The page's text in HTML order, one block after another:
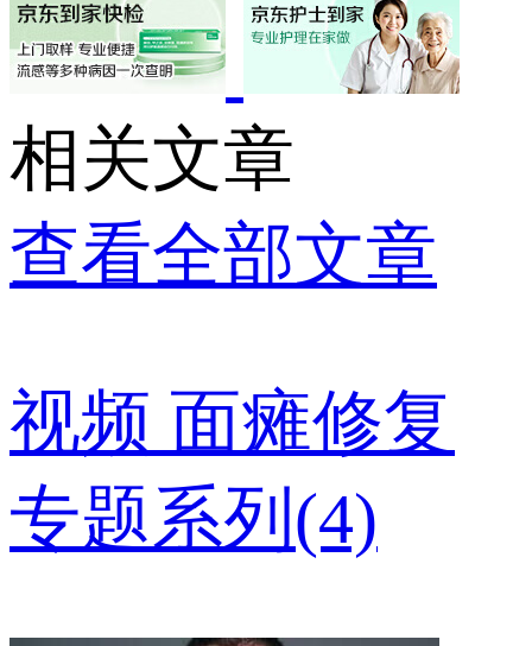
相关文章
查看全部文章
视频 面瘫修复
专题系列(4)